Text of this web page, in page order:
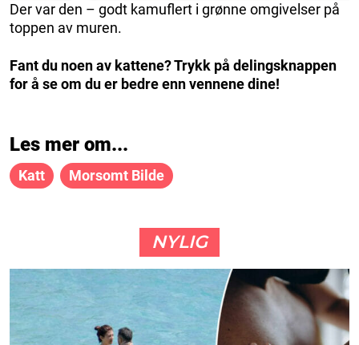
Der var den – godt kamuflert i grønne omgivelser på
toppen av muren.
Fant du noen av kattene? Trykk på delingsknappen
for å se om du er bedre enn vennene dine!
Les mer om...
Katt Morsomt Bilde
NYLIG